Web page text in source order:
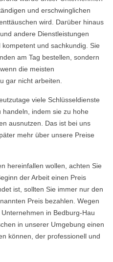
und erschwinglichen
wird. Darüber hinaus
andere Dienstleistungen
und sachkundig. Sie
am Tag bestellen, sondern
die meisten
gar nicht arbeiten.
viele Schlüsseldienste
indem sie zu hohe
ausnutzen. Das ist bei uns
mehr über unsere Preise
hereinfallen wollen, achten Sie
der Arbeit einen Preis
ist, sollten Sie immer nur den
Preis bezahlen. Wegen
in Bedburg-Hau
in unserer Umgebung einen
können, der professionell und